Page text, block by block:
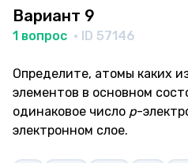
Вариант 9
1 вопрос · ID 57146
Определите, атомы каких
элементов в основном
одинаковое число p-
электронном слое.